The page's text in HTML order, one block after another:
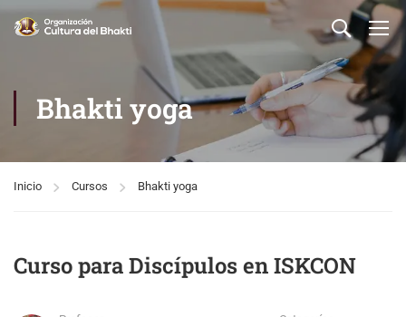
Bhakti yoga
Inicio Cursos Bhakti yoga
Curso para Discípulos en ISKCON